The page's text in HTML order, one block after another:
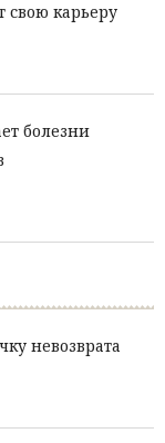
свою карьеру
болезни
невозврата